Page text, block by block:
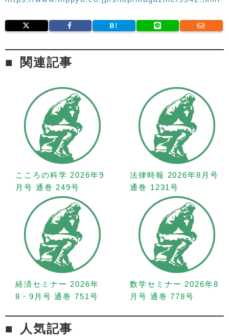
関連記事
こころの科学 2026年9
月号 通巻 249号
法律時報 2026年8月号
通巻 1231号
経済セミナー 2026年
8・9月号 通巻 751号
数学セミナー 2026年8
月号 通巻 778号
人気記事